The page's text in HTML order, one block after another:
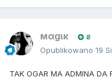
мαgιк 8
Opublikowano 19
TAK OGAR MA ADMINA DA